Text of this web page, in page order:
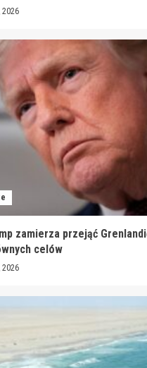
2026
zamierza przejąć
celów
2026